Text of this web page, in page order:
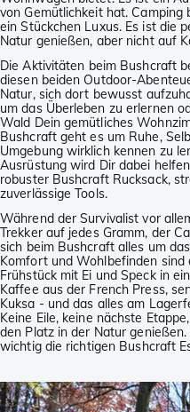
von Gemütlichkeit hat.
ein Stückchen Luxus. Es ist die
Natur genießen, aber nicht auf
Die Aktivitäten beim Bushcraft
diesen beiden Outdoor-
Natur, sich dort bewusst
um das Überleben zu erlernen
Wald Dein gemütliches
Bushcraft geht es um Ruhe,
Umgebung wirklich kennen zu
Ausrüstung wird Dir dabei
robuster Bushcraft Rucksack,
zuverlässige Tools.
Während der Survivalist vor
Trekker auf jedes Gramm, der
sich beim Bushcraft alles um
Komfort und Wohlbefinden sind
Frühstück mit Ei und Speck in
Kaffee aus der French Press,
Kuksa - und das alles am
Keine Eile, keine nächste
den Platz in der Natur
wichtig die richtigen Bushcraft